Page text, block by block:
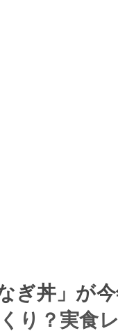
ぎ丼」が
り？実食